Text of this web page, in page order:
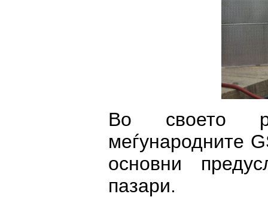
Во своето
меѓународните
основни
пазари.